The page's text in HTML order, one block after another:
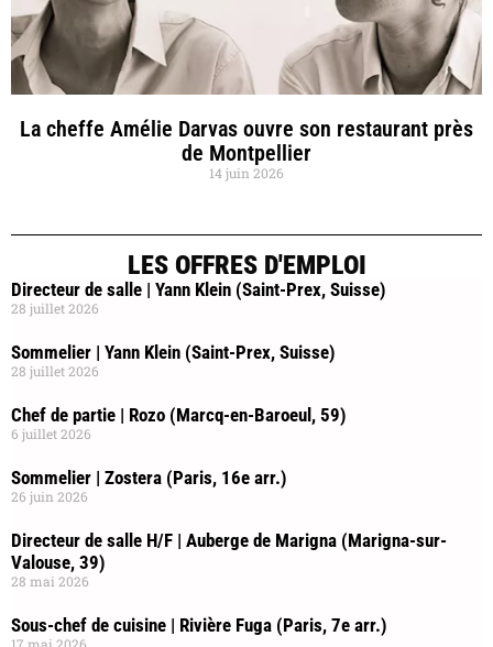
La cheffe Amélie Darvas ouvre son restaurant près
de Montpellier
14 juin 2026
LES OFFRES D'EMPLOI
Directeur de salle | Yann Klein (Saint-Prex, Suisse)
28 juillet 2026
Sommelier | Yann Klein (Saint-Prex, Suisse)
28 juillet 2026
Chef de partie | Rozo (Marcq-en-Baroeul, 59)
6 juillet 2026
Sommelier | Zostera (Paris, 16e arr.)
26 juin 2026
Directeur de salle H/F | Auberge de Marigna (Marigna-sur-
Valouse, 39)
28 mai 2026
Sous-chef de cuisine | Rivière Fuga (Paris, 7e arr.)
17 mai 2026